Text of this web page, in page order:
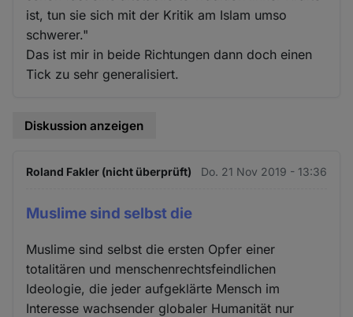
ist, tun sie sich mit der Kritik am Islam umso
schwerer."
Das ist mir in beide Richtungen dann doch einen
Tick zu sehr generalisiert.
Diskussion anzeigen
Roland Fakler (nicht überprüft) Do. 21 Nov 2019 - 13:36
Muslime sind selbst die
Muslime sind selbst die ersten Opfer einer
totalitären und menschenrechtsfeindlichen
Ideologie, die jeder aufgeklärte Mensch im
Interesse wachsender globaler Humanität nur